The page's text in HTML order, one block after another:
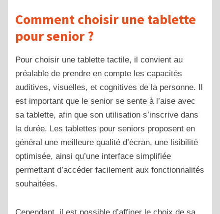
Comment choisir une tablette
pour senior ?
Pour choisir une tablette tactile, il convient au
préalable de prendre en compte les capacités
auditives, visuelles, et cognitives de la personne. Il
est important que le senior se sente à l’aise avec
sa tablette, afin que son utilisation s’inscrive dans
la durée. Les tablettes pour seniors proposent en
général une meilleure qualité d’écran, une lisibilité
optimisée, ainsi qu’une interface simplifiée
permettant d’accéder facilement aux fonctionnalités
souhaitées.